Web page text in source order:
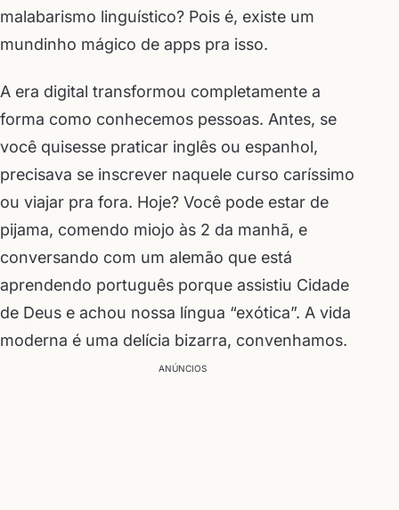
malabarismo linguístico? Pois é, existe um
mundinho mágico de apps pra isso.
A era digital transformou completamente a
forma como conhecemos pessoas. Antes, se
você quisesse praticar inglês ou espanhol,
precisava se inscrever naquele curso caríssimo
ou viajar pra fora. Hoje? Você pode estar de
pijama, comendo miojo às 2 da manhã, e
conversando com um alemão que está
aprendendo português porque assistiu Cidade
de Deus e achou nossa língua “exótica”. A vida
moderna é uma delícia bizarra, convenhamos.
ANÚNCIOS